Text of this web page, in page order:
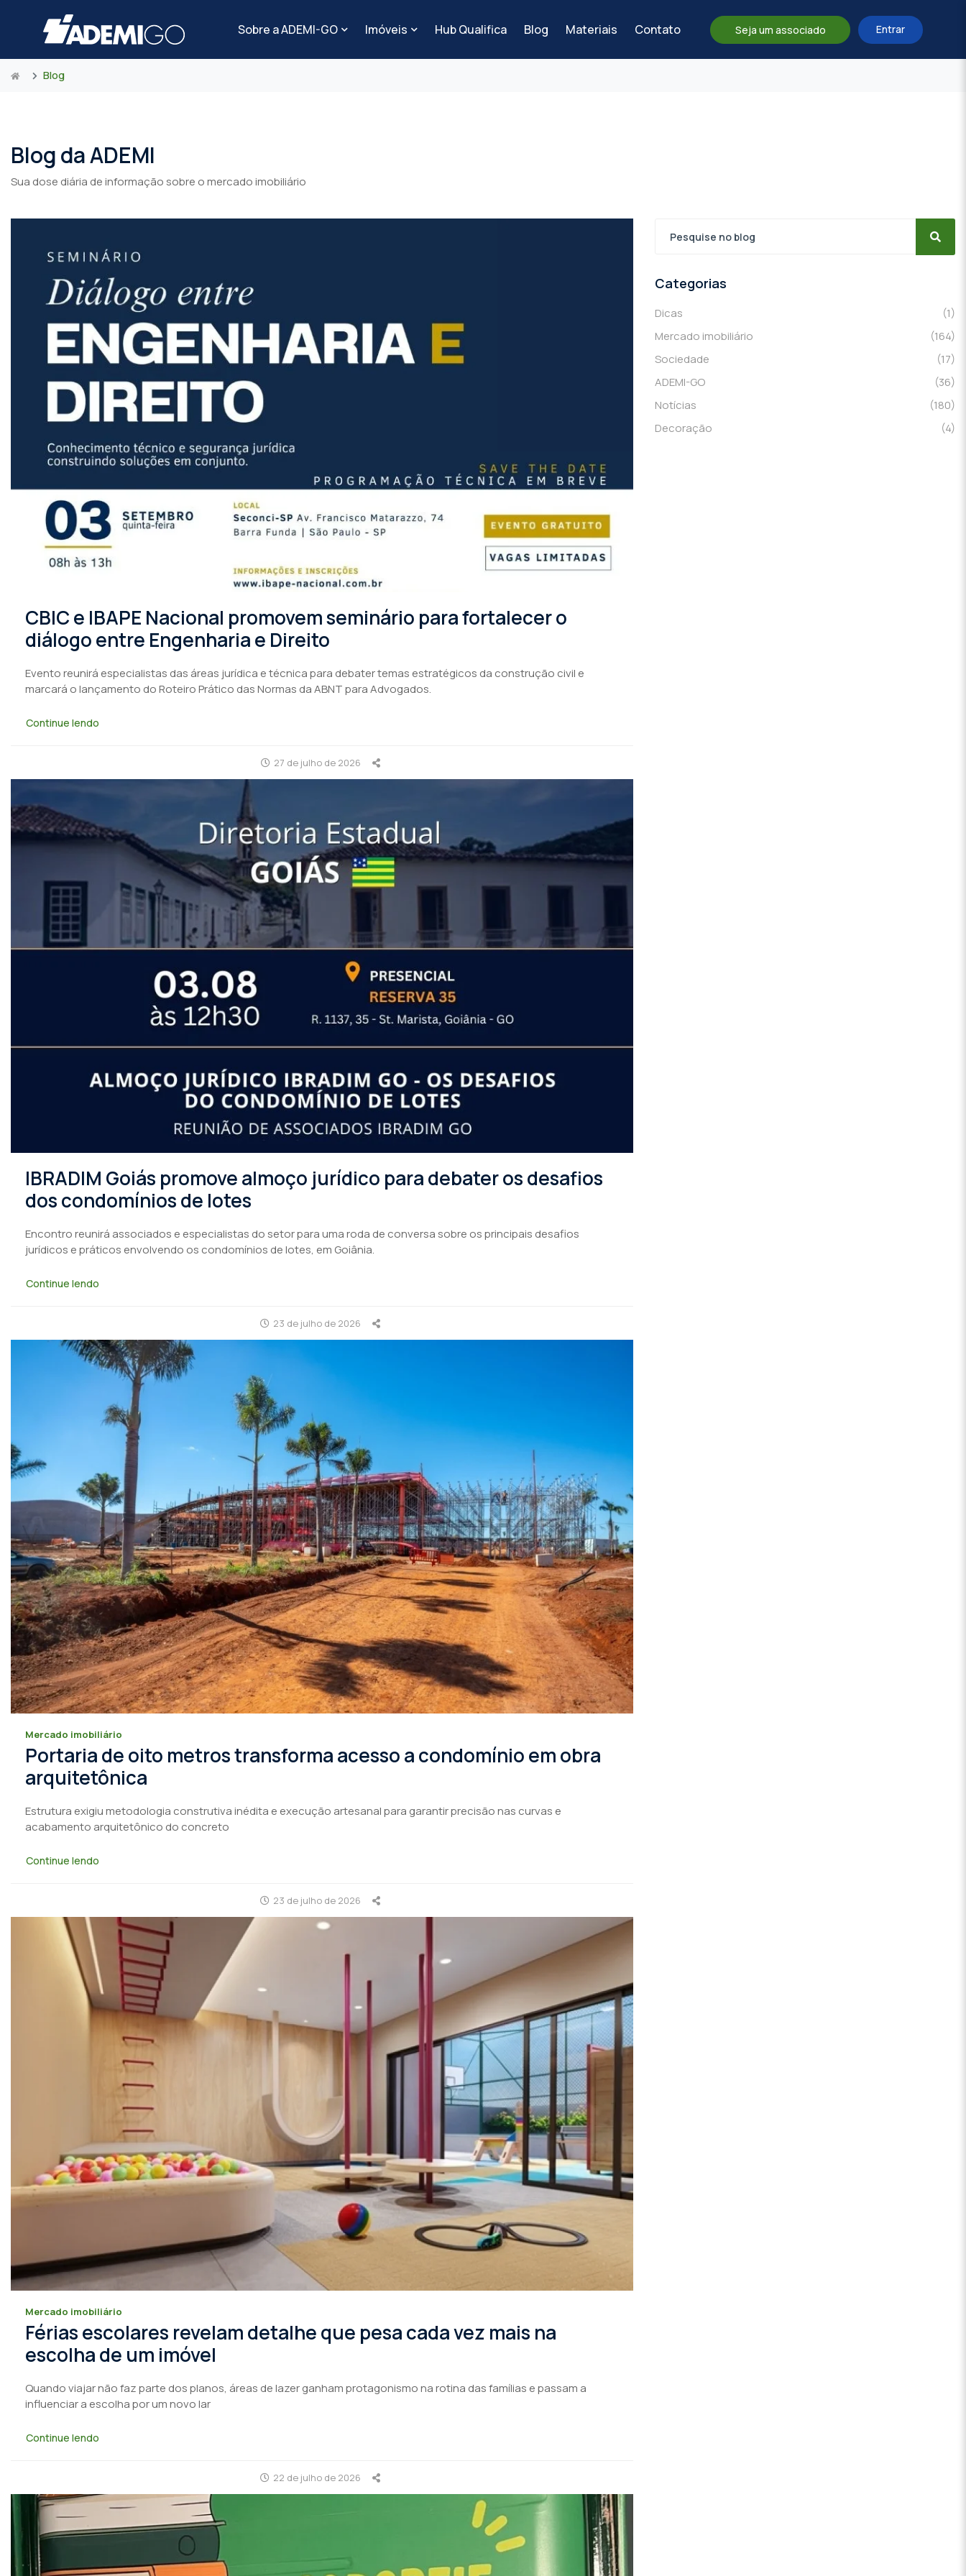
Sobre a ADEMI-GO Imóveis Hub Qualifica Blog Materiais Contato Seja um associado Entrar
Blog
Blog da ADEMI
Sua dose diária de informação sobre o mercado imobiliário
CBIC e IBAPE Nacional promovem seminário para fortalecer o
diálogo entre Engenharia e Direito
Evento reunirá especialistas das áreas jurídica e técnica para debater temas estratégicos da construção civil e
marcará o lançamento do Roteiro Prático das Normas da ABNT para Advogados.
Continue lendo
27 de julho de 2026
IBRADIM Goiás promove almoço jurídico para debater os desafios
dos condomínios de lotes
Encontro reunirá associados e especialistas do setor para uma roda de conversa sobre os principais desafios
jurídicos e práticos envolvendo os condomínios de lotes, em Goiânia.
Continue lendo
23 de julho de 2026
Mercado imobiliário
Portaria de oito metros transforma acesso a condomínio em obra
arquitetônica
Estrutura exigiu metodologia construtiva inédita e execução artesanal para garantir precisão nas curvas e
acabamento arquitetônico do concreto
Continue lendo
23 de julho de 2026
Mercado imobiliário
Férias escolares revelam detalhe que pesa cada vez mais na
escolha de um imóvel
Quando viajar não faz parte dos planos, áreas de lazer ganham protagonismo na rotina das famílias e passam a
influenciar a escolha por um novo lar
Continue lendo
22 de julho de 2026
Categorias
Dicas
(1)
Mercado imobiliário
(164)
Sociedade
(17)
ADEMI-GO
(36)
Notícias
(180)
Decoração
(4)